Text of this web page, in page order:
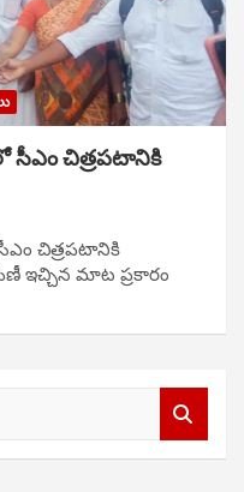
సీఎం చిత్ర‌ప‌టానికి
చిత్ర‌ప‌టానికి
ఇచ్చిన మాట ప్రకారం